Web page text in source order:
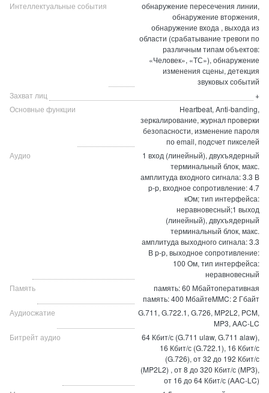
Интеллектуальные события
обнаружение пересечения линии,
обнаружение вторжения,
обнаружение входа , выхода из
области (срабатывание тревоги по
различным типам объектов:
«Человек», «ТС»), обнаружение
изменения сцены, детекция
звуковых событий
Захват лиц
+
Основные функции
Heartbeat, Anti-banding,
зеркалирование, журнал проверки
безопасности, изменение пароля
по email, подсчет пикселей
Аудио
1 вход (линейный), двухъядерный
терминальный блок, макс.
амплитуда входного сигнала: 3.3 В
p-p, входное сопротивление: 4.7
кОм; тип интерфейса:
неравновесный;1 выход
(линейный), двухъядерный
терминальный блок, макс.
амплитуда выходного сигнала: 3.3
В p-p, выходное сопротивление:
100 Ом, тип интерфейса:
неравновесный
Память
память: 60 Мбайтоперативная
память: 400 МбайтeMMC: 2 Гбайт
Аудиосжатие
G.711, G.722.1, G.726, MP2L2, PCM,
MP3, AAC-LC
Битрейт аудио
64 Кбит/с (G.711 ulaw, G.711 alaw),
16 Кбит/с (G.722.1), 16 Кбит/с
(G.726), от 32 до 192 Кбит/с
(MP2L2) , от 8 до 320 Кбит/с (MP3),
от 16 до 64 Кбит/с (AAC-LC)